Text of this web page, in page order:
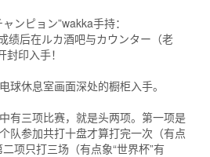
ンピョン”wakka手持：
绩后在ルカ酒吧与カウンター（老
印入手！
球休息室画面深处的橱柜入手。
有三项比赛，就是头两项。第一项是
队参加共打十盘才算打完一次（有点
项只打三场（有点象“世界杯”有